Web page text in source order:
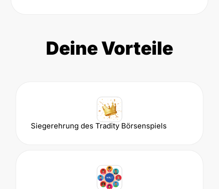
Deine Vorteile
Siegerehrung des Tradity Börsenspiels